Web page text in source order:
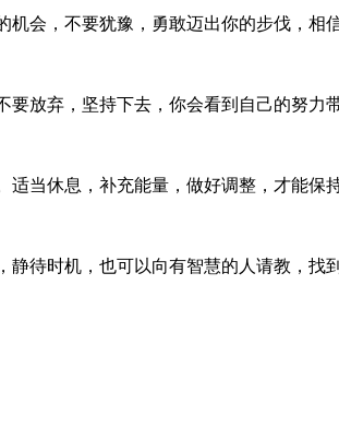
会，不要犹豫，勇敢迈出你的步伐，相
放弃，坚持下去，你会看到自己的努力
当休息，补充能量，做好调整，才能保
待时机，也可以向有智慧的人请教，找